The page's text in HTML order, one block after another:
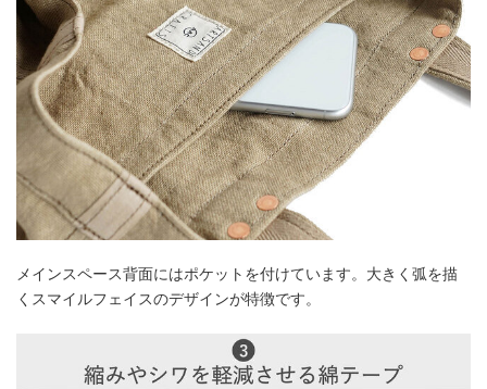
メインスペース背面にはポケットを付けています。大きく弧を描
くスマイルフェイスのデザインが特徴です。